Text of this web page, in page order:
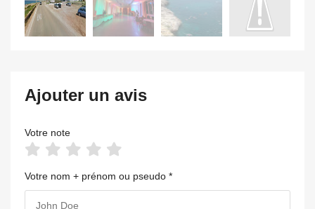
Ajouter un avis
Votre note
Votre nom + prénom ou pseudo *